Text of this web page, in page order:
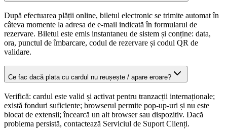
După efectuarea plății online, biletul electronic se trimite automat în
câteva momente la adresa de e-mail indicată în formularul de
rezervare. Biletul este emis instantaneu de sistem și conține: data,
ora, punctul de îmbarcare, codul de rezervare și codul QR de
validare.
Ce fac dacă plata cu cardul nu reușește / apare eroare?
Verifică: cardul este valid și activat pentru tranzacții internaționale;
există fonduri suficiente; browserul permite pop-up-uri și nu este
blocat de extensii; încearcă un alt browser sau dispozitiv. Dacă
problema persistă, contactează Serviciul de Suport Clienți.